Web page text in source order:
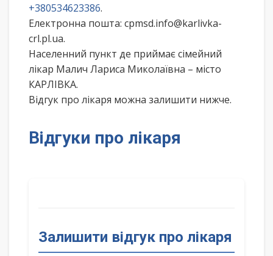
+380534623386.
Електронна пошта: cpmsd.info@karlivka-
crl.pl.ua.
Населенний пункт де приймає сімейний
лікар Малич Лариса Миколаївна – місто
КАРЛІВКА.
Відгук про лікаря можна залишити нижче.
Відгуки про лікаря
Залишити відгук про лікаря